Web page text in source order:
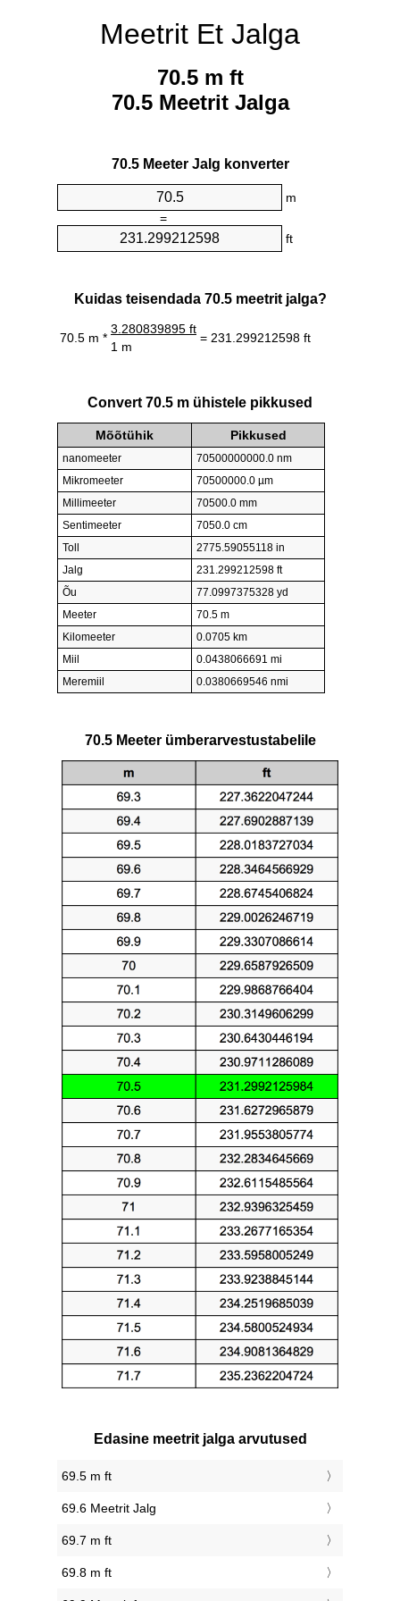
Meetrit Et Jalga
70.5 m ft
70.5 Meetrit Jalga
70.5 Meeter Jalg konverter
m
=
ft
Kuidas teisendada 70.5 meetrit jalga?
70.5 m *
3.280839895 ft
= 231.299212598 ft
1 m
Convert 70.5 m ühistele pikkused
Mõõtühik Pikkused
nanomeeter
70500000000.0 nm
Mikromeeter
70500000.0 µm
Millimeeter
70500.0 mm
Sentimeeter
7050.0 cm
Toll
2775.59055118 in
Jalg
231.299212598 ft
Õu
77.0997375328 yd
Meeter
70.5 m
Kilomeeter
0.0705 km
Miil
0.0438066691 mi
Meremiil
0.0380669546 nmi
70.5 Meeter ümberarvestustabelile
Edasine meetrit jalga arvutused
69.5 m ft
69.6 Meetrit Jalg
69.7 m ft
69.8 m ft